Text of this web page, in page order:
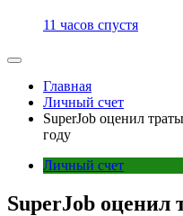
11 часов спустя
Главная
Личный счет
SuperJob оценил
году
Личный счет
SuperJob оценил